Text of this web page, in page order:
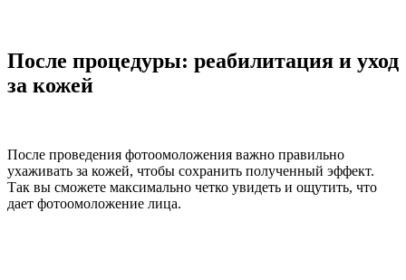
После процедуры: реабилитация и уход
за кожей
После проведения фотоомоложения важно правильно
ухаживать за кожей, чтобы сохранить полученный эффект.
Так вы сможете максимально четко увидеть и ощутить, что
дает фотоомоложение лица.